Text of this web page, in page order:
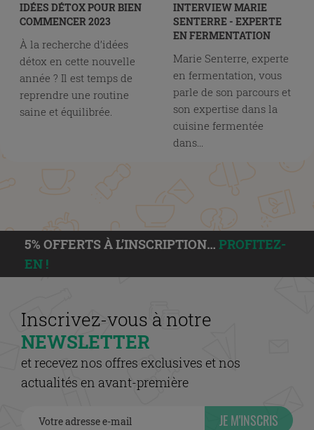
IDÉES DÉTOX POUR BIEN
COMMENCER 2023
À la recherche d’idées
détox en cette nouvelle
année ? Il est temps de
reprendre une routine
saine et équilibrée.
INTERVIEW MARIE
SENTERRE - EXPERTE
EN FERMENTATION
Marie Senterre, experte
en fermentation, vous
parle de son parcours et
son expertise dans la
cuisine fermentée
dans...
5% OFFERTS À L’INSCRIPTION… PROFITEZ-
EN !
Inscrivez-vous à notre
NEWSLETTER
et recevez nos offres exclusives et nos
actualités en avant-première
JE M'INSCRIS